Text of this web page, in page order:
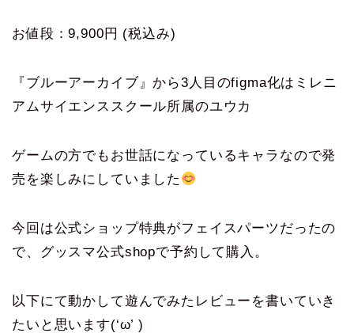
お値段：9,900円 (税込み)
『ブルーアーカイブ』から3人目のfigma化はミレニ
アムサイエンススクール所属のユウカ
ゲームの方でもお世話になっているキャラなので発
売を楽しみにしていました
今回は公式ショップ特典がフェイスパーツだったの
で、グッスマ公式shopで予約して購入。
以下にて動かして遊んでみたレビューを書いていき
たいと思います(‘ω’ )